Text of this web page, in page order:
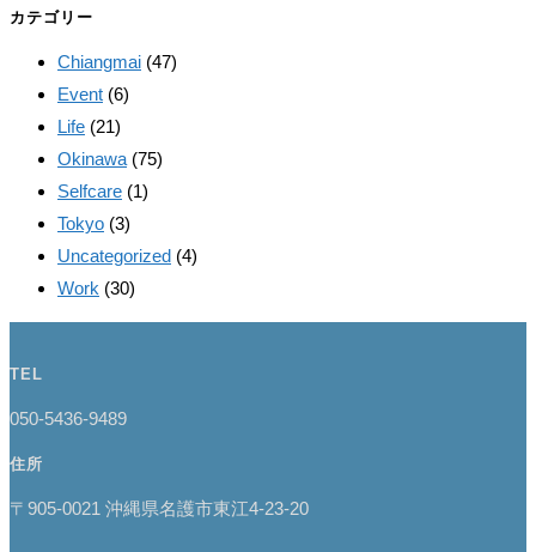
カテゴリー
Chiangmai (47)
Event (6)
Life (21)
Okinawa (75)
Selfcare (1)
Tokyo (3)
Uncategorized (4)
Work (30)
TEL
050-5436-9489
住所
〒905-0021 沖縄県名護市東江4-23-20